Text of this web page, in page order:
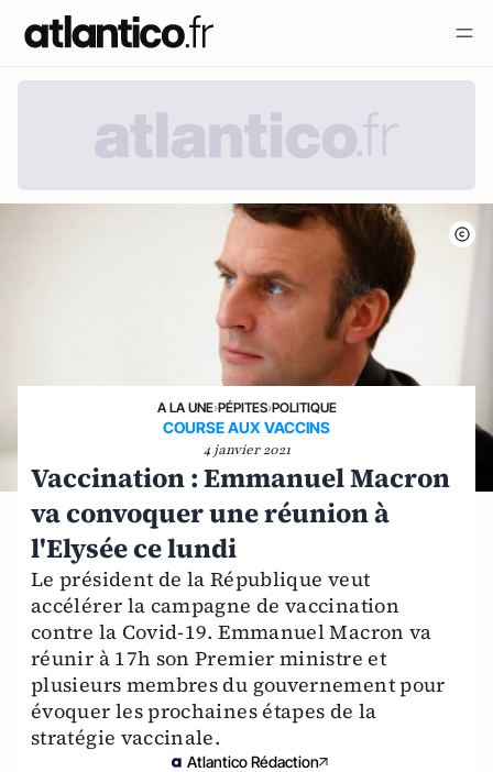
A LA UNE›PÉPITES›POLITIQUE
COURSE AUX VACCINS
4 janvier 2021
Vaccination : Emmanuel Macron
va convoquer une réunion à
l'Elysée ce lundi
Le président de la République veut
accélérer la campagne de vaccination
contre la Covid-19. Emmanuel Macron va
réunir à 17h son Premier ministre et
plusieurs membres du gouvernement pour
évoquer les prochaines étapes de la
stratégie vaccinale.
Atlantico Rédaction